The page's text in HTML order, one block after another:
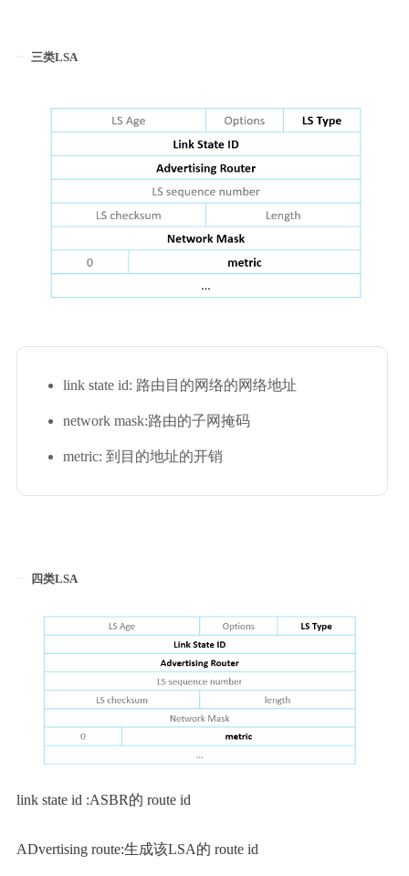
三类LSA
link state id: 路由目的网络的网络地址
network mask:路由的子网掩码
metric: 到目的地址的开销
四类LSA
link state id :ASBR的 route id
ADvertising route:生成该LSA的 route id